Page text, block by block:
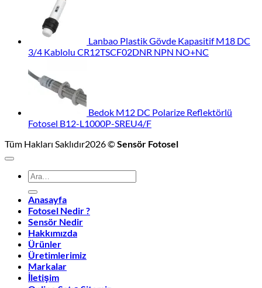
Lanbao Plastik Gövde Kapasitif M18 DC
3/4 Kablolu CR12TSCF02DNR NPN NO+NC
Bedok M12 DC Polarize Reflektörlü
Fotosel B12-L1000P-SREU4/F
Tüm Hakları Saklıdır2026 ©Sensör Fotosel
Ara:
Anasayfa
Fotosel Nedir ?
Sensör Nedir
Hakkımızda
Ürünler
Üretimlerimiz
Markalar
İletişim